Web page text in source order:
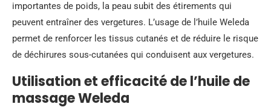
importantes de poids, la peau subit des étirements qui
peuvent entraîner des vergetures. L’usage de l’huile Weleda
permet de renforcer les tissus cutanés et de réduire le risque
de déchirures sous-cutanées qui conduisent aux vergetures.
Utilisation et efficacité de l’huile de
massage Weleda